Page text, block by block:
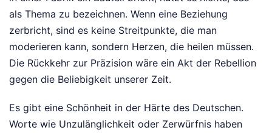
als Thema zu bezeichnen. Wenn eine Beziehung
zerbricht, sind es keine Streitpunkte, die man
moderieren kann, sondern Herzen, die heilen müssen.
Die Rückkehr zur Präzision wäre ein Akt der Rebellion
gegen die Beliebigkeit unserer Zeit.
Es gibt eine Schönheit in der Härte des Deutschen.
Worte wie Unzulänglichkeit oder Zerwürfnis haben